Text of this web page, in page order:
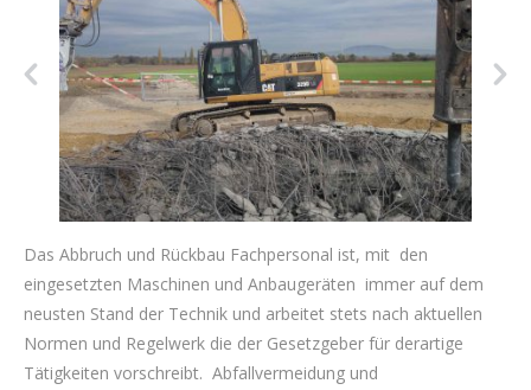
Das Abbruch und Rückbau Fachpersonal ist, mit den
eingesetzten Maschinen und Anbaugeräten immer auf dem
neusten Stand der Technik und arbeitet stets nach aktuellen
Normen und Regelwerk die der Gesetzgeber für derartige
Tätigkeiten vorschreibt. Abfallvermeidung und